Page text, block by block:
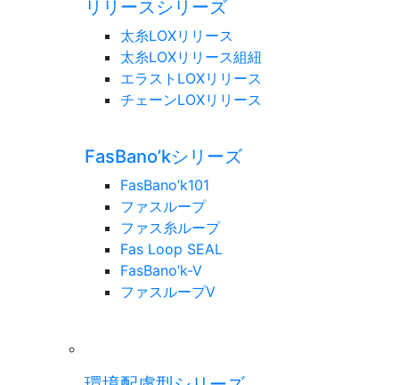
リリースシリーズ
太糸LOXリリース
太糸LOXリリース組紐
エラストLOXリリース
チェーンLOXリリース
FasBano’kシリーズ
FasBano’k101
ファスループ
ファス糸ループ
Fas Loop SEAL
FasBano’k-V
ファスループV